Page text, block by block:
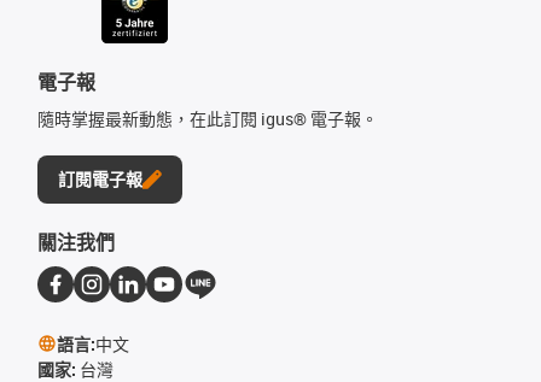
電子報
隨時掌握最新動態，在此訂閱 igus® 電子報。
訂閱電子報
關注我們
語言:中文
國家: 台灣